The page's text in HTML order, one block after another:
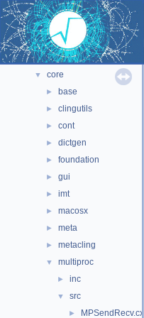
► All Classes
▼ Files
▼ File List
► bindings
▼ core
► base
► clingutils
► cont
► dictgen
► foundation
► gui
► imt
► macosx
► meta
► metacling
▼ multiproc
► inc
▼ src
► MPSendRecv.cxx